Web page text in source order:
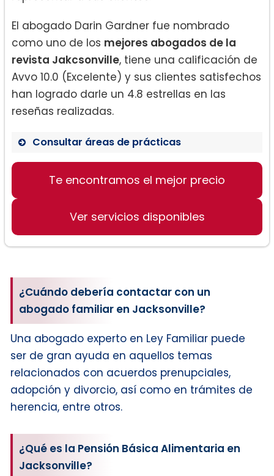
El abogado Darin Gardner fue nombrado
como uno de los mejores abogados de la
revista Jakcsonville, tiene una calificación de
Avvo 10.0 (Excelente) y sus clientes satisfechos
han logrado darle un 4.8 estrellas en las
reseñas realizadas.
Consultar áreas de prácticas
Ley familiar:
Derecho penal:
Te encontramos el mejor precio
Ver servicios disponibles
¿Cuándo debería contactar con un
abogado familiar en Jacksonville?
Una abogado experto en Ley Familiar puede
ser de gran ayuda en aquellos temas
relacionados con acuerdos prenupciales,
adopción y divorcio, así como en trámites de
herencia, entre otros.
¿Qué es la Pensión Básica Alimentaria en
Jacksonville?